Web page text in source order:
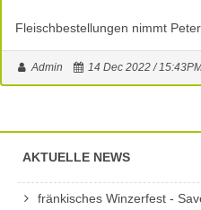
Fleischbestellungen nimmt
Admin 14 Dec 2022 /
AKTUELLE NEWS
fränkisches Winzerfest -